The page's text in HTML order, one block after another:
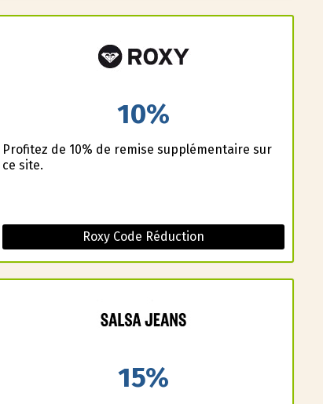
10%
Profitez de 10% de remise supplémentaire sur
ce site.
Roxy Code Réduction
15%